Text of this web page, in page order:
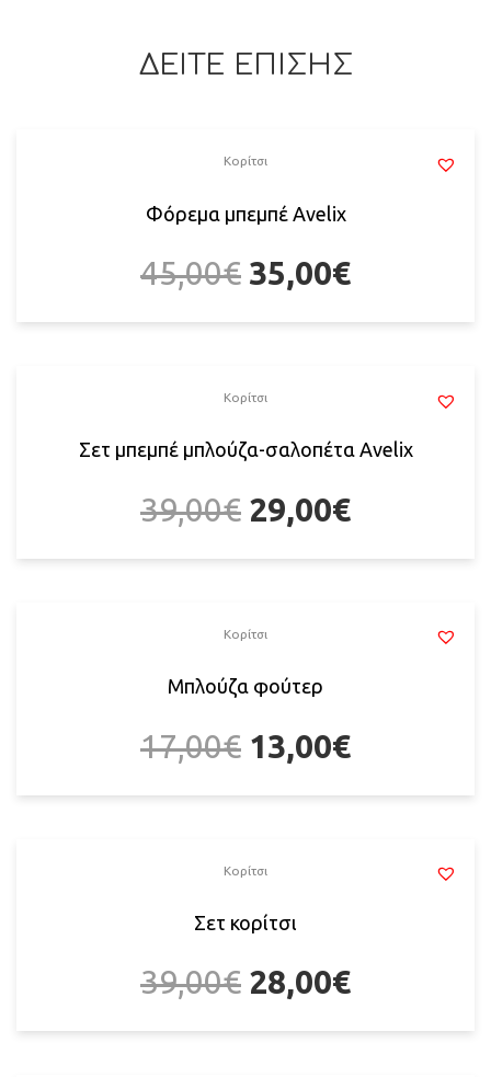
ΔΕΙΤΕ ΕΠΙΣΗΣ
Κορίτσι
Φόρεμα μπεμπέ Αvelix
45,00€ 35,00€
Κορίτσι
Σετ μπεμπέ μπλούζα-σαλοπέτα Αvelix
39,00€ 29,00€
Κορίτσι
Μπλούζα φούτερ
17,00€ 13,00€
Κορίτσι
Σετ κορίτσι
39,00€ 28,00€